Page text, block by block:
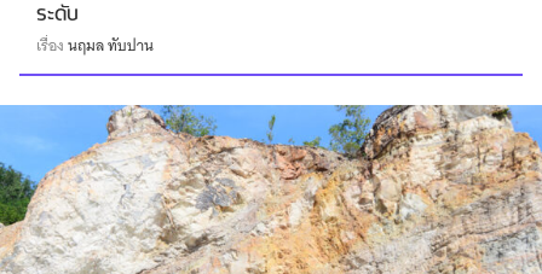
ระดับ
เรื่องนฤมล ทับปาน